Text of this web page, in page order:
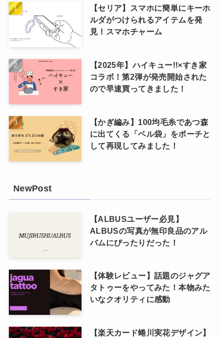
【セリア】スマホに簡単にキーホ
ルダがつけられるアイテムを発
見！スマホチャーム
【2025年】ハイキュー!!×すき家
コラボ！第2弾が発売開始された
ので早速買ってきました！
【かぎ編み】100均毛糸であつ森
に出てくる「ベル袋」をポーチと
して再現してみました！
NewPost
【ALBUSユーザー必見】
ALBUSの写真が無印良品のアル
バムにぴったりだった！
【体験レビュー】話題のジャグア
タトゥーをやってみた！本物みた
いなクオリティに感動
【楽天カード蜷川実花デザイン】